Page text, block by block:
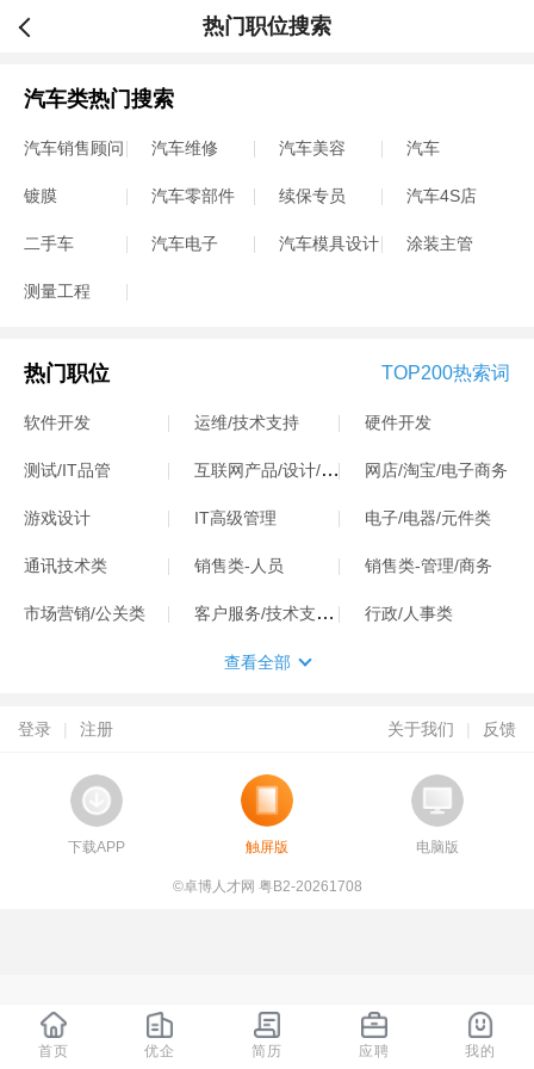
热门职位搜索
汽车类热门搜索
汽车销售顾问 汽车维修 汽车美容 汽车
镀膜 汽车零部件 续保专员 汽车4S店
二手车 汽车电子 汽车模具设计 涂装主管
测量工程
热门职位 TOP200热索词
软件开发 运维/技术支持 硬件开发
测试/IT品管 互联网产品/设计/运营 网店/淘宝/电子商务
游戏设计 IT高级管理 电子/电器/元件类
通讯技术类 销售类-人员 销售类-管理/商务
市场营销/公关类 客户服务/技术支持类 行政/人事类
查看全部
登录 | 注册 关于我们 | 反馈
下载APP 触屏版 电脑版
©卓博人才网 粤B2-20261708
首页 优企 简历 应聘 我的